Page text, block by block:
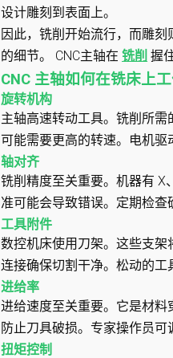
设计雕刻到表面上。
因此，铣削开始流行，而雕
的细节。 CNC主轴在铣削 握
CNC 主轴如何在铣床上
旋转机构
主轴高速转动工具。铣削所需
可能需要更高的转速。电机驱
轴对齐
铣削精度至关重要。机器有 X
准可能会导致错误。定期检查
工具附件
数控机床使用刀架。这些支架
连接确保切割干净。松动的工
进给率
进给速度至关重要。它是材
防止刀具破损。专家操作员可
扭矩控制